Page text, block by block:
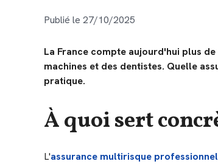
Publié le 27/10/2025
La France compte aujourd'hui plus
machines et des dentistes. Quelle
pratique.
À quoi sert
L'assurance multirisque